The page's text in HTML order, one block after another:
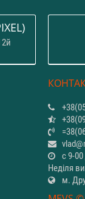
с 9-
Неділя
м.